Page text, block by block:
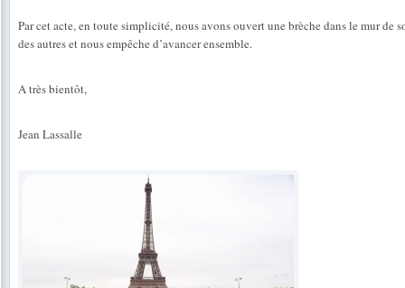
Par cet acte, en toute simplicité, nous avons ouvert une brèche dans le mur de
des autres et nous empêche d’avancer ensemble.
A très bientôt,
Jean Lassalle